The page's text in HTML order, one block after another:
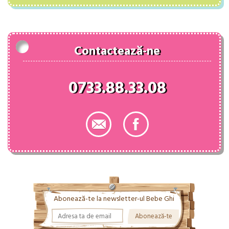
fost:
48.00 lei.
Contactează-ne
0733.88.33.08
Abonează-te la newsletter-ul Bebe Ghi